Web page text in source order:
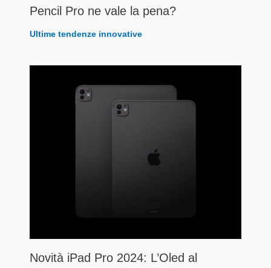
Pencil Pro ne vale la pena?
Ultime tendenze innovative
Novità iPad Pro 2024: L’Oled al